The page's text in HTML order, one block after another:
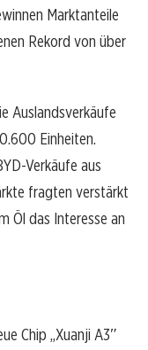
Marktanteile
Rekord von über
Auslandsverkäufe
Einheiten.
Verkäufe aus
fragten verstärkt
Öl das Interesse an
Chip „Xuanji A3″